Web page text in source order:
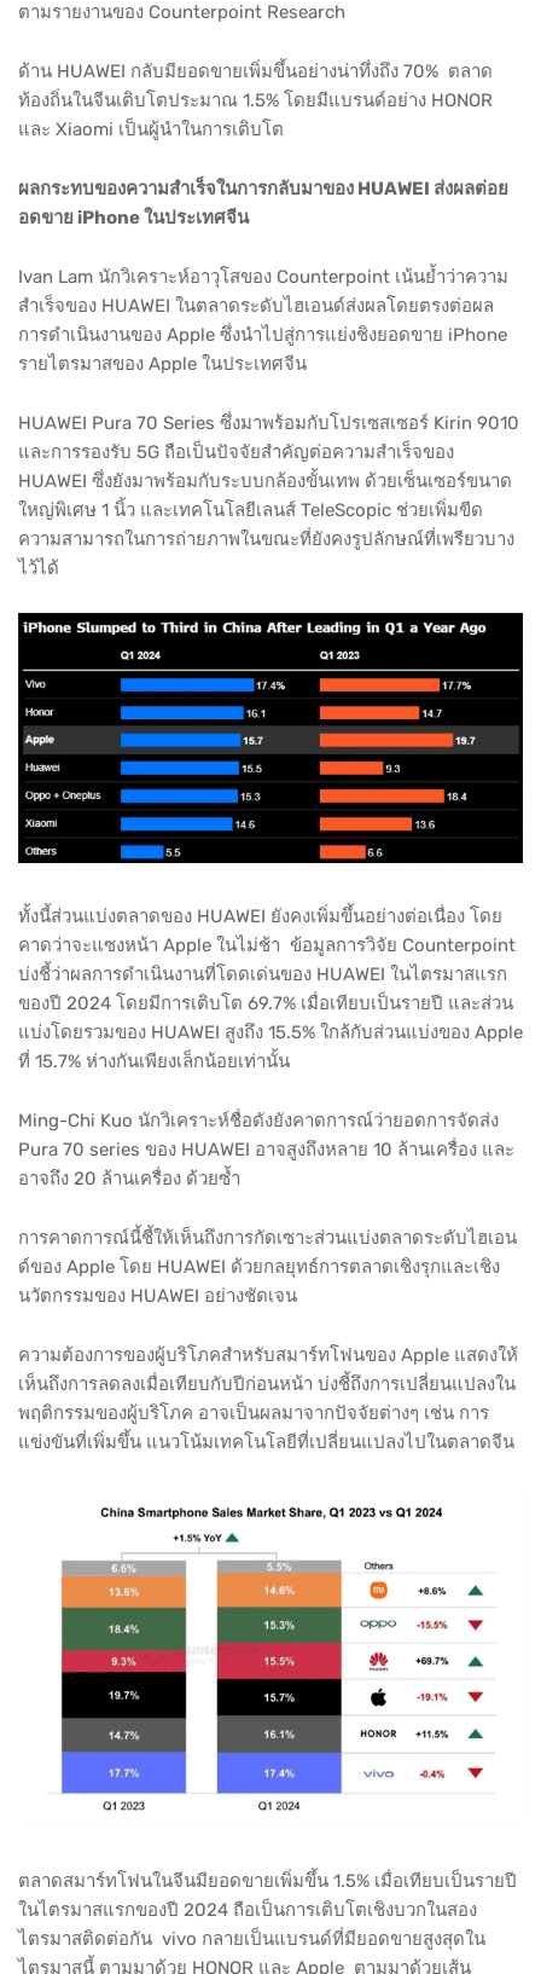
ตามรายงานของ Counterpoint Research
ด้าน HUAWEI กลับมียอดขายเพิ่มขึ้นอย่างน่าทึ่งถึง 70% ตลาด
ท้องถิ่นในจีนเติบโตประมาณ 1.5% โดยมีแบรนด์อย่าง HONOR
และ Xiaomi เป็นผู้นำในการเติบโต
ผลกระทบของความสำเร็จในการกลับมาของ HUAWEI ส่งผลต่อย
อดขาย iPhone ในประเทศจีน
Ivan Lam นักวิเคราะห์อาวุโสของ Counterpoint เน้นย้ำว่าความ
สำเร็จของ HUAWEI ในตลาดระดับไฮเอนด์ส่งผลโดยตรงต่อผล
การดำเนินงานของ Apple ซึ่งนำไปสู่การแย่งชิงยอดขาย iPhone
รายไตรมาสของ Apple ในประเทศจีน
HUAWEI Pura 70 Series ซึ่งมาพร้อมกับโปรเซสเซอร์ Kirin 9010
และการรองรับ 5G ถือเป็นปัจจัยสำคัญต่อความสำเร็จของ
HUAWEI ซึ่งยังมาพร้อมกับระบบกล้องขั้นเทพ ด้วยเซ็นเซอร์ขนาด
ใหญ่พิเศษ 1 นิ้ว และเทคโนโลยีเลนส์ TeleScopic ช่วยเพิ่มขีด
ความสามารถในการถ่ายภาพในขณะที่ยังคงรูปลักษณ์ที่เพรียวบาง
ไว้ได้
ทั้งนี้ส่วนแบ่งตลาดของ HUAWEI ยังคงเพิ่มขึ้นอย่างต่อเนื่อง โดย
คาดว่าจะแซงหน้า Apple ในไม่ช้า ข้อมูลการวิจัย Counterpoint
บ่งชี้ว่าผลการดำเนินงานที่โดดเด่นของ HUAWEI ในไตรมาสแรก
ของปี 2024 โดยมีการเติบโต 69.7% เมื่อเทียบเป็นรายปี และส่วน
แบ่งโดยรวมของ HUAWEI สูงถึง 15.5% ใกล้กับส่วนแบ่งของ Apple
ที่ 15.7% ห่างกันเพียงเล็กน้อยเท่านั้น
Ming-Chi Kuo นักวิเคราะห์ชื่อดังยังคาดการณ์ว่ายอดการจัดส่ง
Pura 70 series ของ HUAWEI อาจสูงถึงหลาย 10 ล้านเครื่อง และ
อาจถึง 20 ล้านเครื่อง ด้วยซ้ำ
การคาดการณ์นี้ชี้ให้เห็นถึงการกัดเซาะส่วนแบ่งตลาดระดับไฮเอน
ด์ของ Apple โดย HUAWEI ด้วยกลยุทธ์การตลาดเชิงรุกและเชิง
นวัตกรรมของ HUAWEI อย่างชัดเจน
ความต้องการของผู้บริโภคสำหรับสมาร์ทโฟนของ Apple แสดงให้
เห็นถึงการลดลงเมื่อเทียบกับปีก่อนหน้า บ่งชี้ถึงการเปลี่ยนแปลงใน
พฤติกรรมของผู้บริโภค อาจเป็นผลมาจากปัจจัยต่างๆ เช่น การ
แข่งขันที่เพิ่มขึ้น แนวโน้มเทคโนโลยีที่เปลี่ยนแปลงไปในตลาดจีน
ตลาดสมาร์ทโฟนในจีนมียอดขายเพิ่มขึ้น 1.5% เมื่อเทียบเป็นรายปี
ในไตรมาสแรกของปี 2024 ถือเป็นการเติบโตเชิงบวกในสอง
ไตรมาสติดต่อกัน vivo กลายเป็นแบรนด์ที่มียอดขายสูงสุดใน
ไตรมาสนี้ ตามมาด้วย HONOR และ Apple ตามมาด้วยเส้น